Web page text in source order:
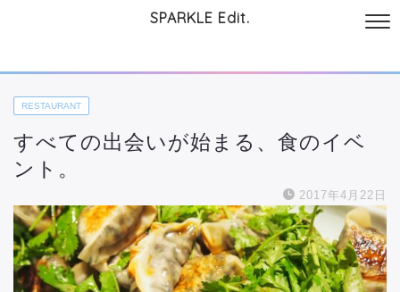
SPARKLE Edit.
RESTAURANT
すべての出会いが始まる、食のイベ
ント。
2017年4月22日